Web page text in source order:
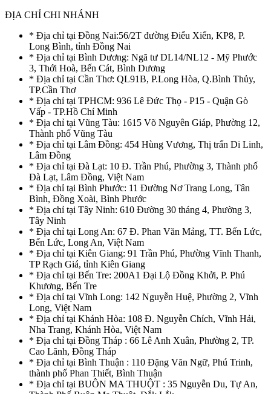
ĐỊA CHỈ CHI NHÁNH
* Địa chỉ tại Đồng Nai:56/2T đường Điểu Xiển, KP8, P.
Long Bình, tỉnh Đồng Nai
* Địa chỉ tại Bình Dương: Ngã tư DL14/NL12 - Mỹ Phước
3, Thới Hoà, Bến Cát, Bình Dương
* Địa chỉ tại Cần Thơ: QL91B, P.Long Hòa, Q.Bình Thủy,
TP.Cần Thơ
* Địa chỉ tại TPHCM: 936 Lê Đức Thọ - P15 - Quận Gò
Vấp - TP.Hồ Chí Minh
* Địa chỉ tại Vũng Tàu: 1615 Võ Nguyên Giáp, Phường 12,
Thành phố Vũng Tàu
* Địa chỉ tại Lâm Đồng: 454 Hùng Vương, Thị trấn Di Linh,
Lâm Đồng
* Địa chỉ tại Đà Lạt: 10 Đ. Trần Phú, Phường 3, Thành phố
Đà Lạt, Lâm Đồng, Việt Nam
* Địa chỉ tại Bình Phước: 11 Đường Nơ Trang Long, Tân
Bình, Đồng Xoài, Bình Phước
* Địa chỉ tại Tây Ninh: 610 Đường 30 tháng 4, Phường 3,
Tây Ninh
* Địa chỉ tại Long An: 67 Đ. Phan Văn Mảng, TT. Bến Lức,
Bến Lức, Long An, Việt Nam
* Địa chỉ tại Kiên Giang: 91 Trần Phú, Phường Vĩnh Thanh,
TP Rạch Giá, tỉnh Kiên Giang
* Địa chỉ tại Bến Tre: 200A1 Đại Lộ Đồng Khởi, P. Phú
Khương, Bến Tre
* Địa chỉ tại Vĩnh Long: 142 Nguyễn Huệ, Phường 2, Vĩnh
Long, Việt Nam
* Địa chỉ tại Khánh Hòa: 108 Đ. Nguyễn Chích, Vĩnh Hải,
Nha Trang, Khánh Hòa, Việt Nam
* Địa chỉ tại Đồng Tháp : 66 Lê Anh Xuân, Phường 2, TP.
Cao Lãnh, Đồng Tháp
* Địa chỉ tại Bình Thuận : 110 Đặng Văn Ngữ, Phú Trinh,
thành phố Phan Thiết, Bình Thuận
* Địa chỉ tại BUÔN MA THUỘT : 35 Nguyễn Du, Tự An,